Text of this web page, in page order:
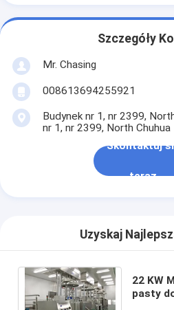
Szczegóły
Mr. Chasing
008613694255921
Budynek nr 1, nr 2399,
nr 1, nr 2399, North Chuhua
Skontaktuj
teraz
Uzyskaj
22 KW
pasty